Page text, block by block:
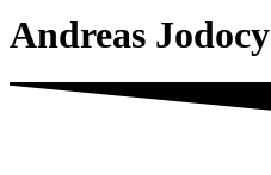
Andreas Jodocy